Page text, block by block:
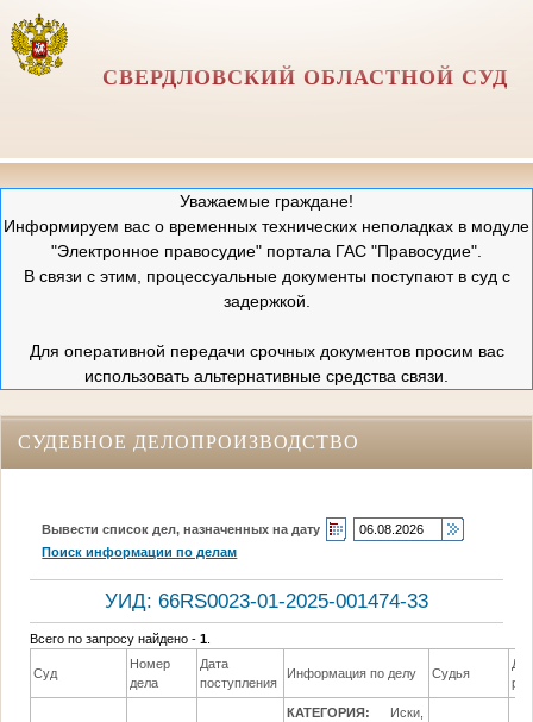
СВЕРДЛОВСКИЙ ОБЛАСТНОЙ СУД
Уважаемые граждане!
Информируем вас о временных технических неполадках в модуле
"Электронное правосудие" портала ГАС "Правосудие".
В связи с этим, процессуальные документы поступают в суд с
задержкой.
Для оперативной передачи срочных документов просим вас
использовать альтернативные средства связи.
СУДЕБНОЕ ДЕЛОПРОИЗВОДСТВО
Вывести список дел, назначенных на дату
Поиск информации по делам
УИД: 66RS0023-01-2025-001474-33
Всего по запросу найдено -1
Суд
Номер
дела
Дата
поступления
Информация по делу Судья
КАТЕГОРИЯ:
Иски,